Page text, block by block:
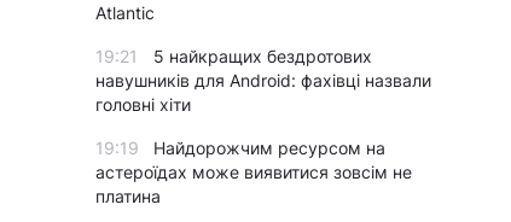
Atlantic
19:21
5 найкращих бездротових
навушників для Android: фахівці назвали
головні хіти
19:19
Найдорожчим ресурсом на
астероїдах може виявитися зовсім не
платина